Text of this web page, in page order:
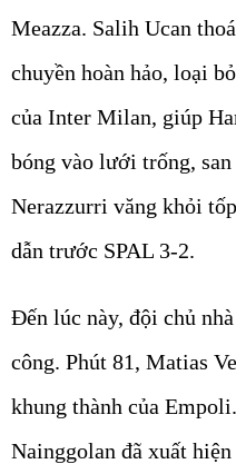
Meazza. Salih Ucan
chuyền hoàn hảo, loại
của Inter Milan, giúp
bóng vào lưới trống,
Nerazzurri văng khỏi
dẫn trước SPAL 3-2.
Đến lúc này, đội chủ
công. Phút 81, Matias
khung thành của
Nainggolan đã xuất